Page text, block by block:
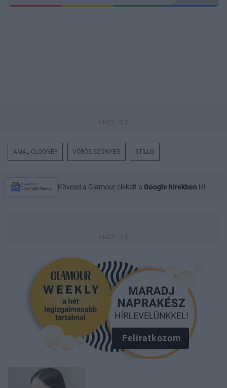
AMAL CLOONEY VÖRÖS SZŐNYEG STÍLUS
Kövesd a Glamour cikkeit a Google hírekben is!
Feliratkozom